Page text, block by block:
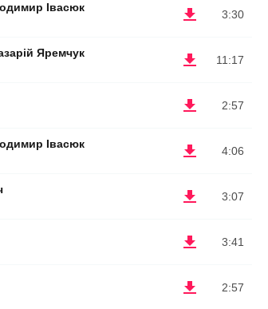
3:30
Івасюк
11:17
Яремчук
2:57
4:06
Івасюк
3:07
3:41
2:57